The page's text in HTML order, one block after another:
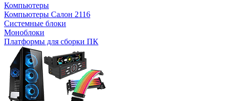
Компьютеры
Компьютеры Салон 2116
Системные блоки
Моноблоки
Платформы для сборки ПК